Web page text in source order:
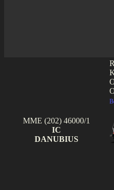
MME (202) 46000/1
IC
DANUBIUS